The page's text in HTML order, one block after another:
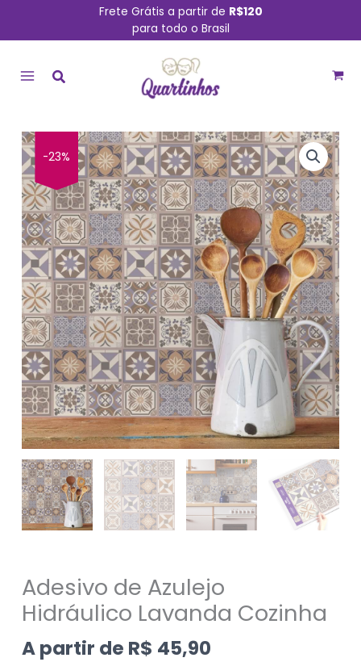
conteúdo
Frete Grátis a partir de R$120
para todo o Brasil
MENU
-23%
Adesivo de Azulejo
Hidráulico Lavanda Cozinha
A partir de R$ 45,90
Adesivo
de
Azulejo
Hidráulico
Lavanda
Cozinha
quantidade